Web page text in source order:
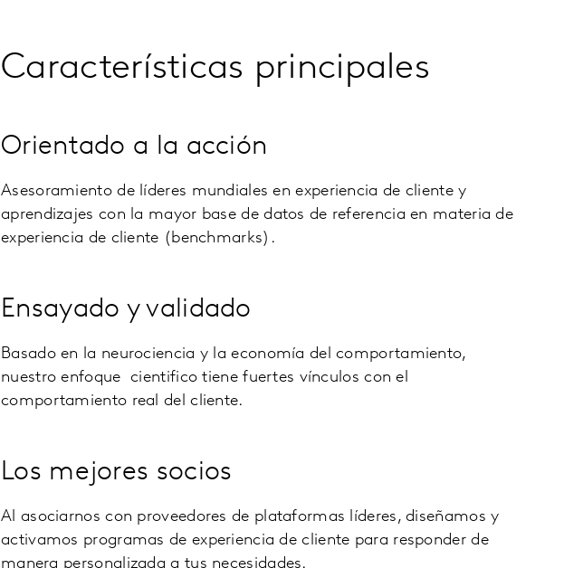
Características principales
Orientado a la acción
Asesoramiento de líderes mundiales en experiencia de cliente y
aprendizajes con la mayor base de datos de referencia en materia de
experiencia de cliente (benchmarks).
Ensayado y validado
Basado en la neurociencia y la economía del comportamiento,
nuestro enfoque cientifico tiene fuertes vínculos con el
comportamiento real del cliente.
Los mejores socios
Al asociarnos con proveedores de plataformas líderes, diseñamos y
activamos programas de experiencia de cliente para responder de
manera personalizada a tus necesidades.